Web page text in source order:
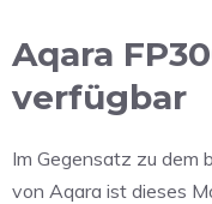
Aqara
verfügbar
Im Gegensatz zu dem
von Aqara ist dieses